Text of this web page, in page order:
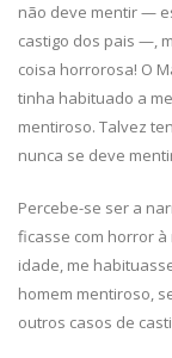
não deve mentir —
castigo dos pais —,
coisa horrorosa! O
tinha habituado a
mentiroso. Talvez
nunca se deve
Percebe-se ser a
ficasse com horror
idade, me
homem mentiroso,
outros casos de